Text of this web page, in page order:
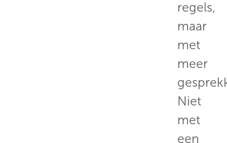
regels,
maar
met
meer
Niet
met
een